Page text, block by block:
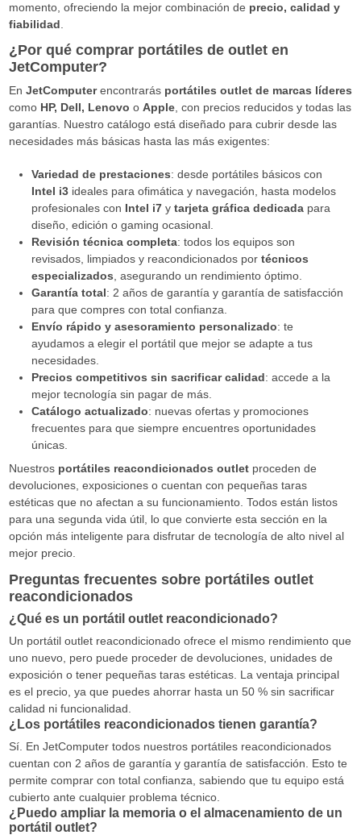
momento, ofreciendo la mejor combinación de precio, calidad y
fiabilidad
¿Por qué comprar portátiles de outlet en
JetComputer?
En JetComputerencontrarás portátiles outlet de marcas líderes
como HP, Dell, Lenovo o Apple, con precios reducidos y todas las
garantías. Nuestro catálogo está diseñado para cubrir desde las
necesidades más básicas hasta las más exigentes:
Variedad de prestaciones: desde portátiles básicos con
Intel i3ideales para ofimática y navegación, hasta modelos
profesionales con Intel i7y tarjeta gráfica dedicadapara
diseño, edición o gaming ocasional.
Revisión técnica completa: todos los equipos son
revisados, limpiados y reacondicionados por técnicos
especializados , asegurando un rendimiento óptimo.
Garantía total: 2 años de garantía y garantía de satisfacción
para que compres con total confianza.
Envío rápido y asesoramiento personalizado: te
ayudamos a elegir el portátil que mejor se adapte a tus
necesidades.
Precios competitivos sin sacrificar calidad: accede a la
mejor tecnología sin pagar de más.
Catálogo actualizado: nuevas ofertas y promociones
frecuentes para que siempre encuentres oportunidades
únicas.
Nuestros portátiles reacondicionados outletproceden de
devoluciones, exposiciones o cuentan con pequeñas taras
estéticas que no afectan a su funcionamiento. Todos están listos
para una segunda vida útil, lo que convierte esta sección en la
opción más inteligente para disfrutar de tecnología de alto nivel al
mejor precio.
Preguntas frecuentes sobre portátiles outlet
reacondicionados
¿Qué es un portátil outlet reacondicionado?
Un portátil outlet reacondicionado ofrece el mismo rendimiento que
uno nuevo, pero puede proceder de devoluciones, unidades de
exposición o tener pequeñas taras estéticas. La ventaja principal
es el precio, ya que puedes ahorrar hasta un 50 % sin sacrificar
calidad ni funcionalidad.
¿Los portátiles reacondicionados tienen garantía?
Sí. En JetComputer todos nuestros portátiles reacondicionados
cuentan con 2 años de garantía y garantía de satisfacción. Esto te
permite comprar con total confianza, sabiendo que tu equipo está
cubierto ante cualquier problema técnico.
¿Puedo ampliar la memoria o el almacenamiento de un
portátil outlet?